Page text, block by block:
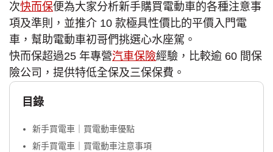
次快而保便為大家分析新手購買電動車的各種注意事
項及準則，並推介 10 款極具性價比的平價入門電
車，幫助電動車初哥們挑選心水座駕。
快而保超過25 年專營汽車保險經驗，比較逾 60 間保
險公司，提供特低全保及三保保費。
目錄
新手買電車｜買電動車優點
新手買電車｜買電動車注意事項